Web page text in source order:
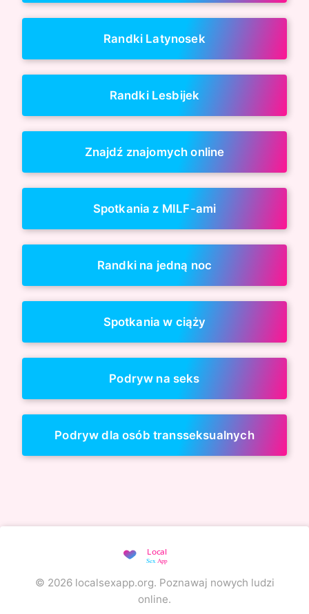
Randki Latynosek
Randki Lesbijek
Znajdź znajomych online
Spotkania z MILF-ami
Randki na jedną noc
Spotkania w ciąży
Podryw na seks
Podryw dla osób transseksualnych
© 2026 localsexapp.org. Poznawaj nowych ludzi
online.